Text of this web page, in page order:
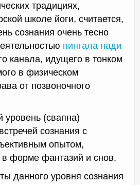
традициях,
школе йоги, считается,
сознания очень тесно
пингала нади
канала, идущего в тонком
в физическом
от позвоночного
уровень (свапна)
сознания с
опытом,
форме фантазий и снов.
данного уровня сознания